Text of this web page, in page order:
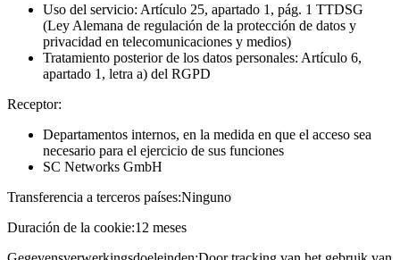
Uso del servicio: Artículo 25, apartado 1, pág. 1 TTDSG
(Ley Alemana de regulación de la protección de datos y
privacidad en telecomunicaciones y medios)
Tratamiento posterior de los datos personales: Artículo 6,
apartado 1, letra a) del RGPD
Receptor:
Departamentos internos, en la medida en que el acceso sea
necesario para el ejercicio de sus funciones
SC Networks GmbH
Transferencia a terceros países:Ninguno
Duración de la cookie:12 meses